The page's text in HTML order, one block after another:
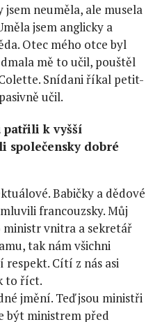
neuměla, ale musela
jsem anglicky a
Otec mého otce byl
mě to učil, pouštěl
Snídani říkal petit-
učil.
patřili k vyšší
společensky dobré
Babičky a dědové
francouzsky. Můj
ministr vnitra a sekretář
tak nám všichni
respekt. Cítí z nás asi
to říct.
jmění. Teď jsou ministři
být ministrem před